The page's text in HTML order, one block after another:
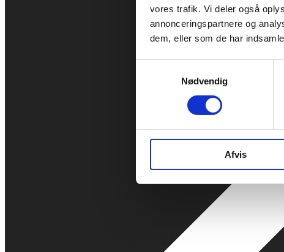
vores trafik. Vi deler også
annonceringspartnere og
dem, eller som de har
Nødvendig
Afvis